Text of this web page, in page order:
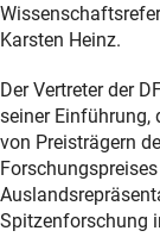
Karsten Heinz.
Der Vertreter der
seiner Einführung,
von Preisträgern
Spitzenforschung